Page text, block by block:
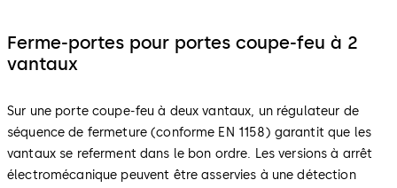
Ferme-portes pour portes coupe-feu à 2
vantaux
Sur une porte coupe-feu à deux vantaux, un régulateur de
séquence de fermeture (conforme EN 1158) garantit que les
vantaux se referment dans le bon ordre. Les versions à arrêt
électromécanique peuvent être asservies à une détection